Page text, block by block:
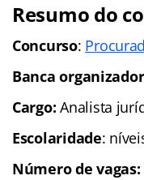
Resumo do
Concurso:
Banca
Cargo:Analista
Escolaridade:
Número de vagas: